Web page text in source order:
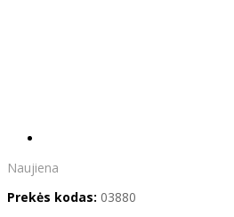
Naujiena
Prekės kodas: 03880